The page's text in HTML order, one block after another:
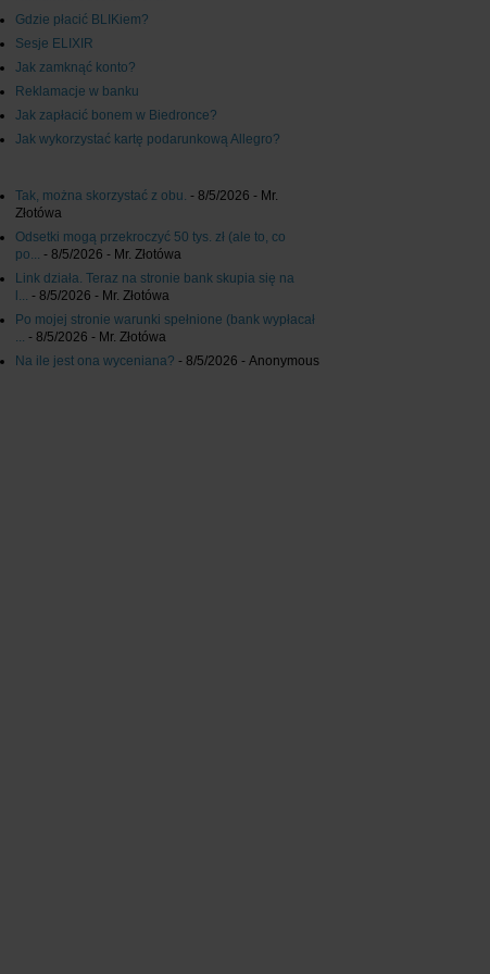
Gdzie płacić BLIKiem?
Sesje ELIXIR
Jak zamknąć konto?
Reklamacje w banku
Jak zapłacić bonem w Biedronce?
Jak wykorzystać kartę podarunkową Allegro?
Tak, można skorzystać z obu. - 8/5/2026 - Mr.
Złotówa
Odsetki mogą przekroczyć 50 tys. zł (ale to, co
po... - 8/5/2026 - Mr. Złotówa
Link działa. Teraz na stronie bank skupia się na
l... - 8/5/2026 - Mr. Złotówa
Po mojej stronie warunki spełnione (bank wypłacał
... - 8/5/2026 - Mr. Złotówa
Na ile jest ona wyceniana? - 8/5/2026 - Anonymous